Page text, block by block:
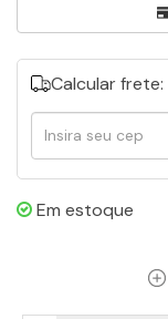
Calcular frete:
Calcular
frete
Em estoque